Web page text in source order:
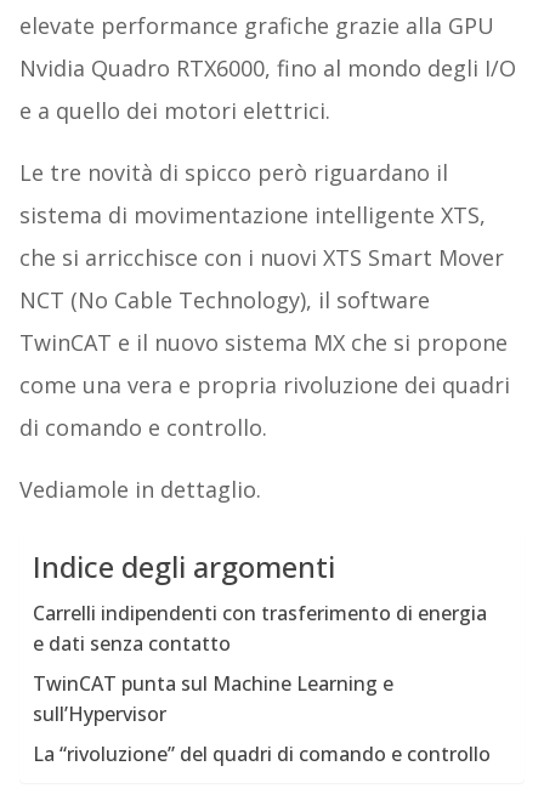
elevate performance grafiche grazie alla GPU
Nvidia Quadro RTX6000, fino al mondo degli I/O
e a quello dei motori elettrici.
Le tre novità di spicco però riguardano il
sistema di movimentazione intelligente XTS,
che si arricchisce con i nuovi XTS Smart Mover
NCT (No Cable Technology), il software
TwinCAT e il nuovo sistema MX che si propone
come una vera e propria rivoluzione dei quadri
di comando e controllo.
Vediamole in dettaglio.
Indice degli argomenti
Carrelli indipendenti con trasferimento di energia
e dati senza contatto
TwinCAT punta sul Machine Learning e
sull’Hypervisor
La “rivoluzione” del quadri di comando e controllo